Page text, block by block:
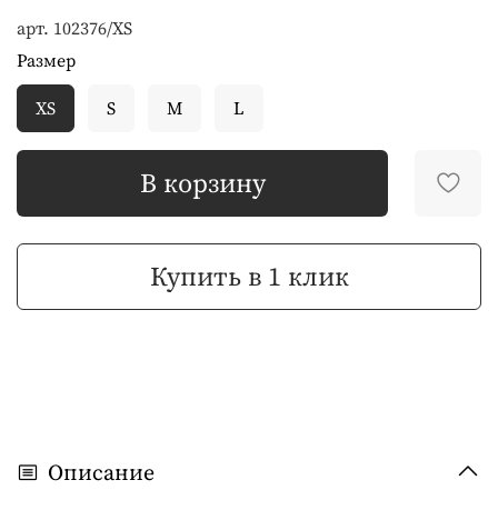
арт. 102376/XS
В корзину
Купить в 1 клик
Размер
XS
S M L
Описание